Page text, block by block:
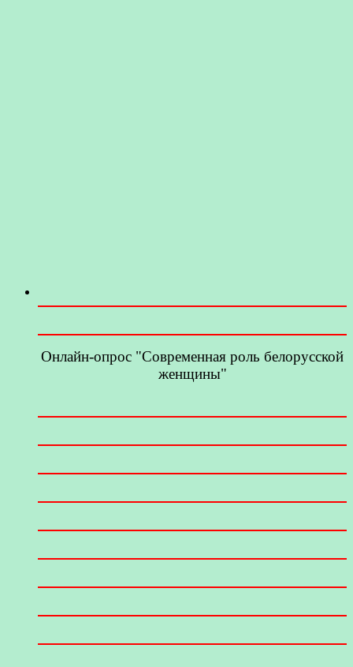
Онлайн-опрос "Современная роль белорусской
женщины"